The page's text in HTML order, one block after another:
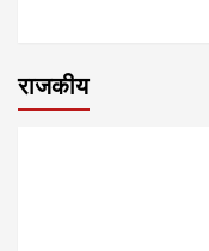
राजकीय